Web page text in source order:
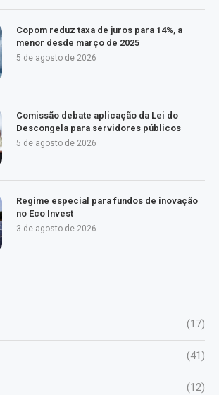
Copom reduz taxa de juros para 14%, a
menor desde março de 2025
5 de agosto de 2026
Comissão debate aplicação da Lei do
Descongela para servidores públicos
5 de agosto de 2026
Regime especial para fundos de inovação
no Eco Invest
3 de agosto de 2026
(17)
(41)
(12)